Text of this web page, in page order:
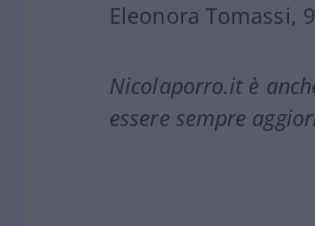
Eleonora Tomassi,
Nicolaporro.it è
essere sempre